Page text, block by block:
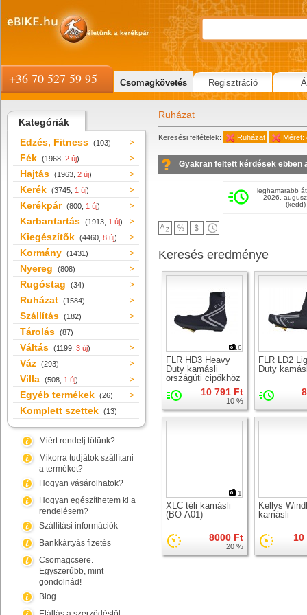
Kategóriák
Edzés, Fitness (103)
Fék (1968, 2 új)
Hajtás (1963, 2 új)
Kerék (3745, 1 új)
Kerékpár (800, 1 új)
Karbantartás (1913, 1 új)
Kiegészítők (4460, 8 új)
Kormány (1431)
Nyereg (808)
Rugóstag (34)
Ruházat (1584)
Szállítás (182)
Tárolás (87)
Váltás (1199, 3 új)
Váz (293)
Villa (508, 1 új)
Egyéb termékek (26)
Komplett szettek (13)
Miért rendelj tőlünk?
Mikorra tudjátok szállítani
a terméket?
Hogyan vásárolhatok?
Hogyan egészíthetem ki a
rendelésem?
Szállítási információk
Bankkártyás fizetés
Csomagcsere.
Egyszerűbb, mint
gondolnád!
Blog
Ruházat
Keresési feltételek: Ruházat Méret:
Gyakran feltett kérdések ebben
leghamarabb
2026.
(kedd)
Keresés eredménye
16
FLR HD3 Heavy
Duty kamásli
országúti cipőkhöz
10 791 Ft
10 %
FLR LD2
Duty
1
XLC téli kamásli
(BO-A01)
8000 Ft
20 %
Kellys
kamásli
10
+36 70 527 59 95 Csomagkövetés Regisztráció